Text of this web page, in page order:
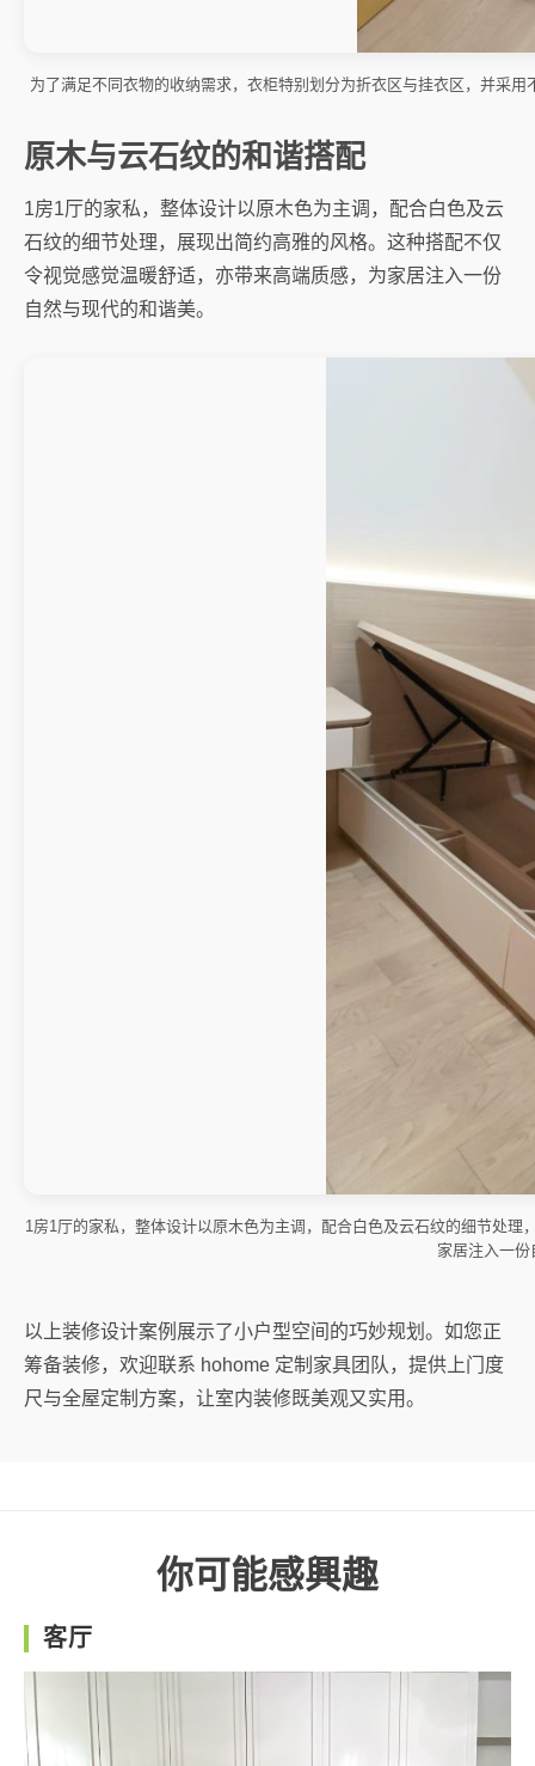
为了满足不同衣物的收纳需求，衣柜特别划分为折衣区与挂衣区，并采
原木与云石纹的和谐搭配
1房1厅的家私，整体设计以原木色为主调，配合白色及云
石纹的细节处理，展现出简约高雅的风格。这种搭配不仅
令视觉感觉温暖舒适，亦带来高端质感，为家居注入一份
自然与现代的和谐美。
1房1厅的家私，整体设计以原木色为主调，配合白色及云石纹的细节处
家居注入一
以上装修设计案例展示了小户型空间的巧妙规划。如您正
筹备装修，欢迎联系 hohome 定制家具团队，提供上门度
尺与全屋定制方案，让室内装修既美观又实用。
你可能感興趣
客厅